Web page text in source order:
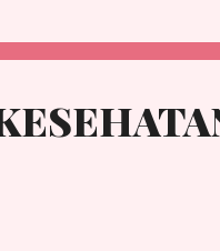
untuk menyebut
link ke webs...